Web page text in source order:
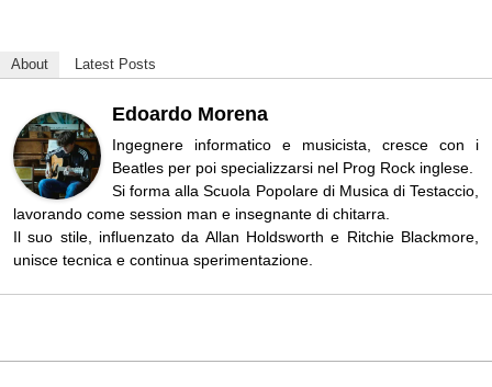
About Latest Posts
Edoardo Morena
Ingegnere informatico e musicista, cresce con i
Beatles per poi specializzarsi nel Prog Rock inglese.
Si forma alla Scuola Popolare di Musica di Testaccio,
lavorando come session man e insegnante di chitarra.
Il suo stile, influenzato da Allan Holdsworth e Ritchie Blackmore,
unisce tecnica e continua sperimentazione.